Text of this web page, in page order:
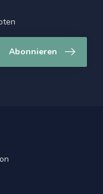
Abonnieren